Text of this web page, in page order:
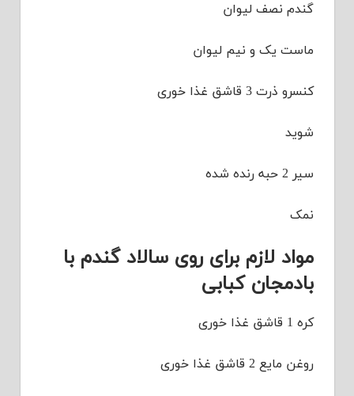
گندم نصف لیوان
ماست یک و نیم لیوان
کنسرو ذرت 3 قاشق غذا خوری
شوید
سیر 2 حبه رنده شده
نمک
مواد لازم برای روی سالاد گندم با
بادمجان کبابی
کره 1 قاشق غذا خوری
روغن مایع 2 قاشق غذا خوری